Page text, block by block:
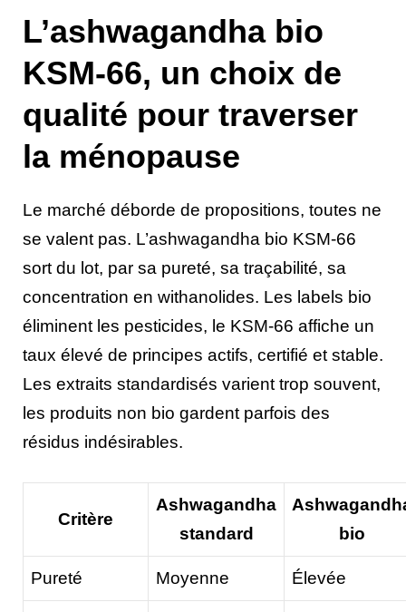
L’ashwagandha bio
KSM-66, un choix de
qualité pour traverser
la ménopause
Le marché déborde de propositions, toutes ne
se valent pas. L’ashwagandha bio KSM-66
sort du lot, par sa pureté, sa traçabilité, sa
concentration en withanolides. Les labels bio
éliminent les pesticides, le KSM-66 affiche un
taux élevé de principes actifs, certifié et stable.
Les extraits standardisés varient trop souvent,
les produits non bio gardent parfois des
résidus indésirables.
Critère
Ashwagandha
standard
bio
Pureté Moyenne Élevée